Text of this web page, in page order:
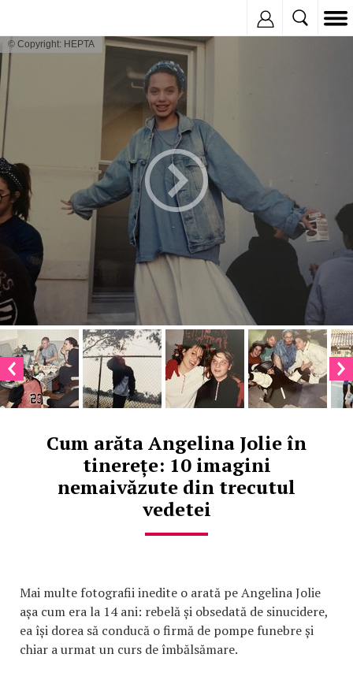
© Copyright: HEPTA
Cum arăta Angelina Jolie în
tinerețe: 10 imagini
nemaivăzute din trecutul
vedetei
Mai multe fotografii inedite o arată pe Angelina Jolie
așa cum era la 14 ani: rebelă și obsedată de sinucidere,
ea își dorea să conducă o firmă de pompe funebre și
chiar a urmat un curs de îmbălsămare.